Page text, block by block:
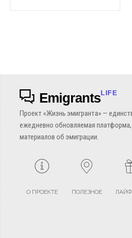
EmigrantsLIFE
Проект «Жизнь эмигранта» —
ежедневно обновляемая платформа,
материалов об эмиграции.
О ПРОЕКТЕ ПОЛЕЗНОЕ